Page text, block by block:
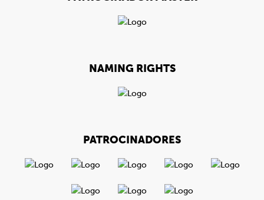
NAMING RIGHTS
PATROCINADORES